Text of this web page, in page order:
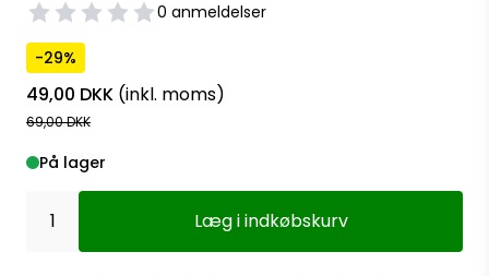
0 anmeldelser
-29%
49,00 DKK (inkl. moms)
69,00 DKK
På lager
Læg i indkøbskurv